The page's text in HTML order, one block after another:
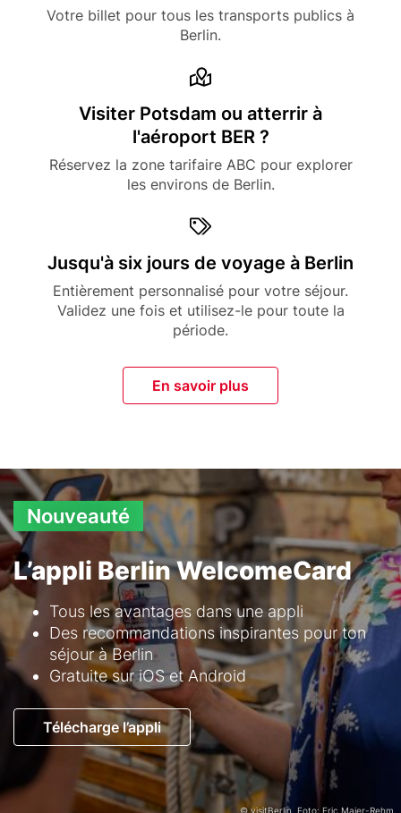
Description
Votre billet pour tous les transports publics à
Berlin.
Icon
Visiter Potsdam ou atterrir à
l'aéroport BER ?
Description
Réservez la zone tarifaire ABC pour explorer
les environs de Berlin.
Icon
Title
Jusqu'à six jours de voyage à Berlin
Description
Entièrement personnalisé pour votre séjour.
Validez une fois et utilisez-le pour toute la
période.
En savoir plus
© visitBerlin, Foto: Eric Maier-Rehm
Nouveauté
L’appli Berlin WelcomeCard
Text
Tous les avantages dans une appli
Des recommandations inspirantes pour ton
séjour à Berlin
Gratuite sur iOS et Android
ButtonTélécharge l’appli